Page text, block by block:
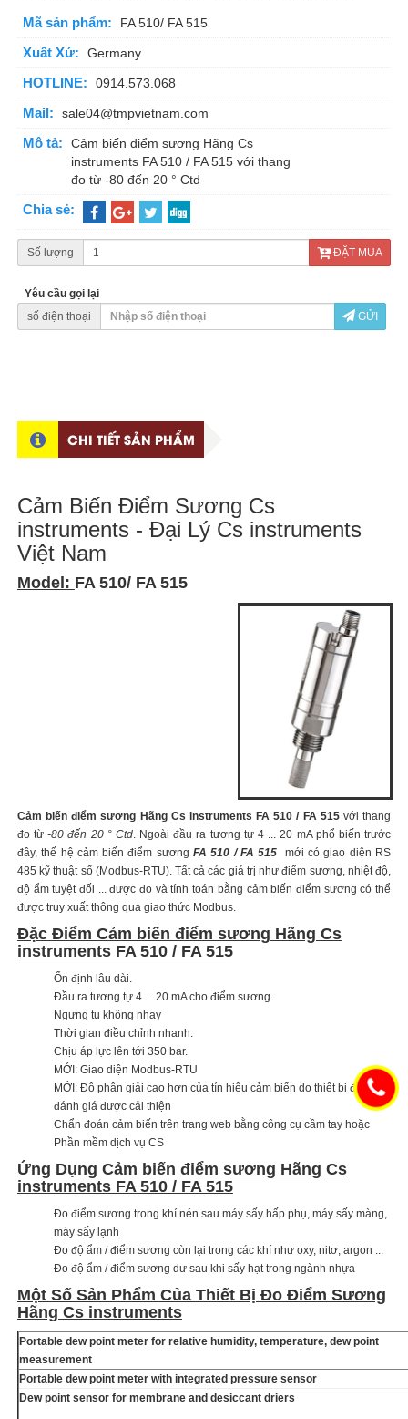
Mã sản phẩm: FA 510/ FA 515
Xuất Xứ: Germany
HOTLINE: 0914.573.068
Mail: sale04@tmpvietnam.com
Mô tả:
Cảm biến điểm sương Hãng Cs
instruments FA 510 / FA 515 với thang
đo từ -80 đến 20 ° Ctd
Chia sẻ:
Số lượng ĐẶT MUA
Yêu cầu gọi lại
số điện thoại
GỬI
CHI TIẾT SẢN PHẨM
Cảm Biến Điểm Sương Cs
instruments - Đại Lý Cs instruments
Việt Nam
Model: FA 510/ FA 515
Cảm biến điểm sương Hãng Cs instruments FA 510 / FA 515 với thang
đo từ-80 đến 20 ° Ctd. Ngoài đầu ra tương tự 4 ... 20 mA phổ biến trước
đây, thế hệ cảm biến điểm sươngFA 510 / FA 515 mới có giao diện RS
485 kỹ thuật số (Modbus-RTU). Tất cả các giá trị như điểm sương, nhiệt độ,
độ ẩm tuyệt đối ... được đo và tính toán bằng cảm biến điểm sương có thể
được truy xuất thông qua giao thức Modbus.
Đặc Điểm Cảm biến điểm sương Hãng Cs
instruments FA 510 / FA 515
Ổn định lâu dài.
Đầu ra tương tự 4 ... 20 mA cho điểm sương.
Ngưng tụ không nhạy
Thời gian điều chỉnh nhanh.
Chịu áp lực lên tới 350 bar.
MỚI: Giao diện Modbus-RTU
MỚI: Độ phân giải cao hơn của tín hiệu cảm biến do thiết bị điện tử
đánh giá được cải thiện
Chẩn đoán cảm biến trên trang web bằng công cụ cầm tay hoặc
Phần mềm dịch vụ CS
Ứng Dụng Cảm biến điểm sương Hãng Cs
instruments FA 510 / FA 515
Đo điểm sương trong khí nén sau máy sấy hấp phụ, máy sấy màng,
máy sấy lạnh
Đo độ ẩm / điểm sương còn lại trong các khí như oxy, nitơ, argon ...
Đo độ ẩm / điểm sương dư sau khi sấy hạt trong ngành nhựa
Một Số Sản Phẩm Của Thiết Bị Đo Điểm Sương
Hãng Cs instruments
Portable dew point meter for relative humidity, temperature, dew point
measurement
Portable dew point meter with integrated pressure sensor
Dew point sensor for membrane and desiccant driers